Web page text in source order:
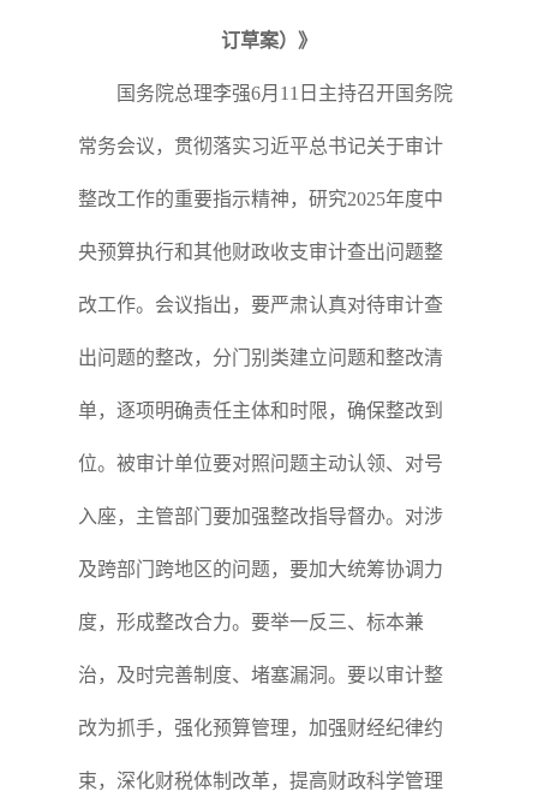
订草案）》
国务院总理李强6月11日主持召开国务院
常务会议，贯彻落实习近平总书记关于审计
整改工作的重要指示精神，研究2025年度中
央预算执行和其他财政收支审计查出问题整
改工作。会议指出，要严肃认真对待审计查
出问题的整改，分门别类建立问题和整改清
单，逐项明确责任主体和时限，确保整改到
位。被审计单位要对照问题主动认领、对号
入座，主管部门要加强整改指导督办。对涉
及跨部门跨地区的问题，要加大统筹协调力
度，形成整改合力。要举一反三、标本兼
治，及时完善制度、堵塞漏洞。要以审计整
改为抓手，强化预算管理，加强财经纪律约
束，深化财税体制改革，提高财政科学管理